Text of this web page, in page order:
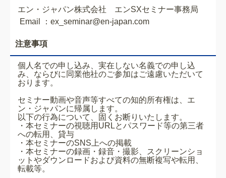
エン・ジャパン株式会社 エンSXセミナー事務局
Email ：ex_seminar@en-japan.com
注意事項
個人名での申し込み、実在しない名義での申し込
み、ならびに同業他社のご参加はご遠慮いただいて
おります。
セミナー動画や音声等すべての知的所有権は、エ
ン・ジャパンに帰属します。
以下の行為について、固くお断りいたします。
・本セミナーの視聴用URLとパスワード等の第三者
への転用、貸与
・本セミナーのSNS上への掲載
・本セミナーの録画・録音・撮影、スクリーンショ
ットやダウンロードおよび資料の無断複写や転用、
転載等。